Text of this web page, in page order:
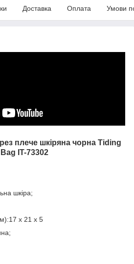
Доставка Оплата Умови
плече шкіряна чорна Tiding
Bag IT-73302
шкіра;
17 х 21 х 5